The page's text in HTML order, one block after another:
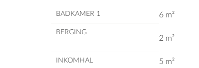
BADKAMER 1 6 m²
BERGING
2 m²
INKOMHAL 5 m²